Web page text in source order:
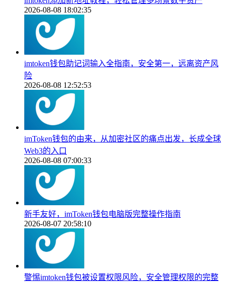
2026-08-08 18:02:35
imtoken钱包助记词输入全指南，安全第一，远离资产风
险
2026-08-08 12:52:53
imToken钱包的由来，从加密社区的痛点出发，长成全球
Web3的入口
2026-08-08 07:00:33
新手友好，imToken钱包电脑版完整操作指南
2026-08-07 20:58:10
警惕imtoken钱包被设置权限风险，安全管理权限的完整